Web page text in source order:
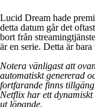
Lucid Dream hade
detta datum går det
bort från
är en serie. Detta är
Notera vänligast att
automatiskt genererad
fortfarande finns
Netflix har ett
ut löpande.